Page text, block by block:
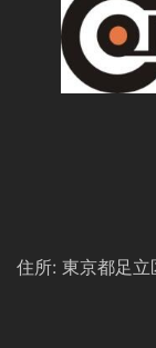
住所: 東京都足